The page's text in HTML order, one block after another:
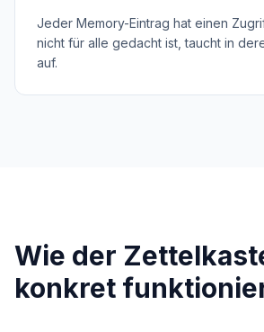
Jeder Memory-Eintrag hat einen
nicht für alle gedacht ist, taucht in
auf.
Wie der
konkret